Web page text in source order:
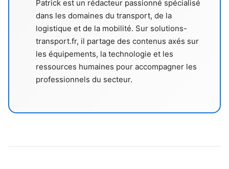
Patrick est un rédacteur passionné spécialisé
dans les domaines du transport, de la
logistique et de la mobilité. Sur solutions-
transport.fr, il partage des contenus axés sur
les équipements, la technologie et les
ressources humaines pour accompagner les
professionnels du secteur.